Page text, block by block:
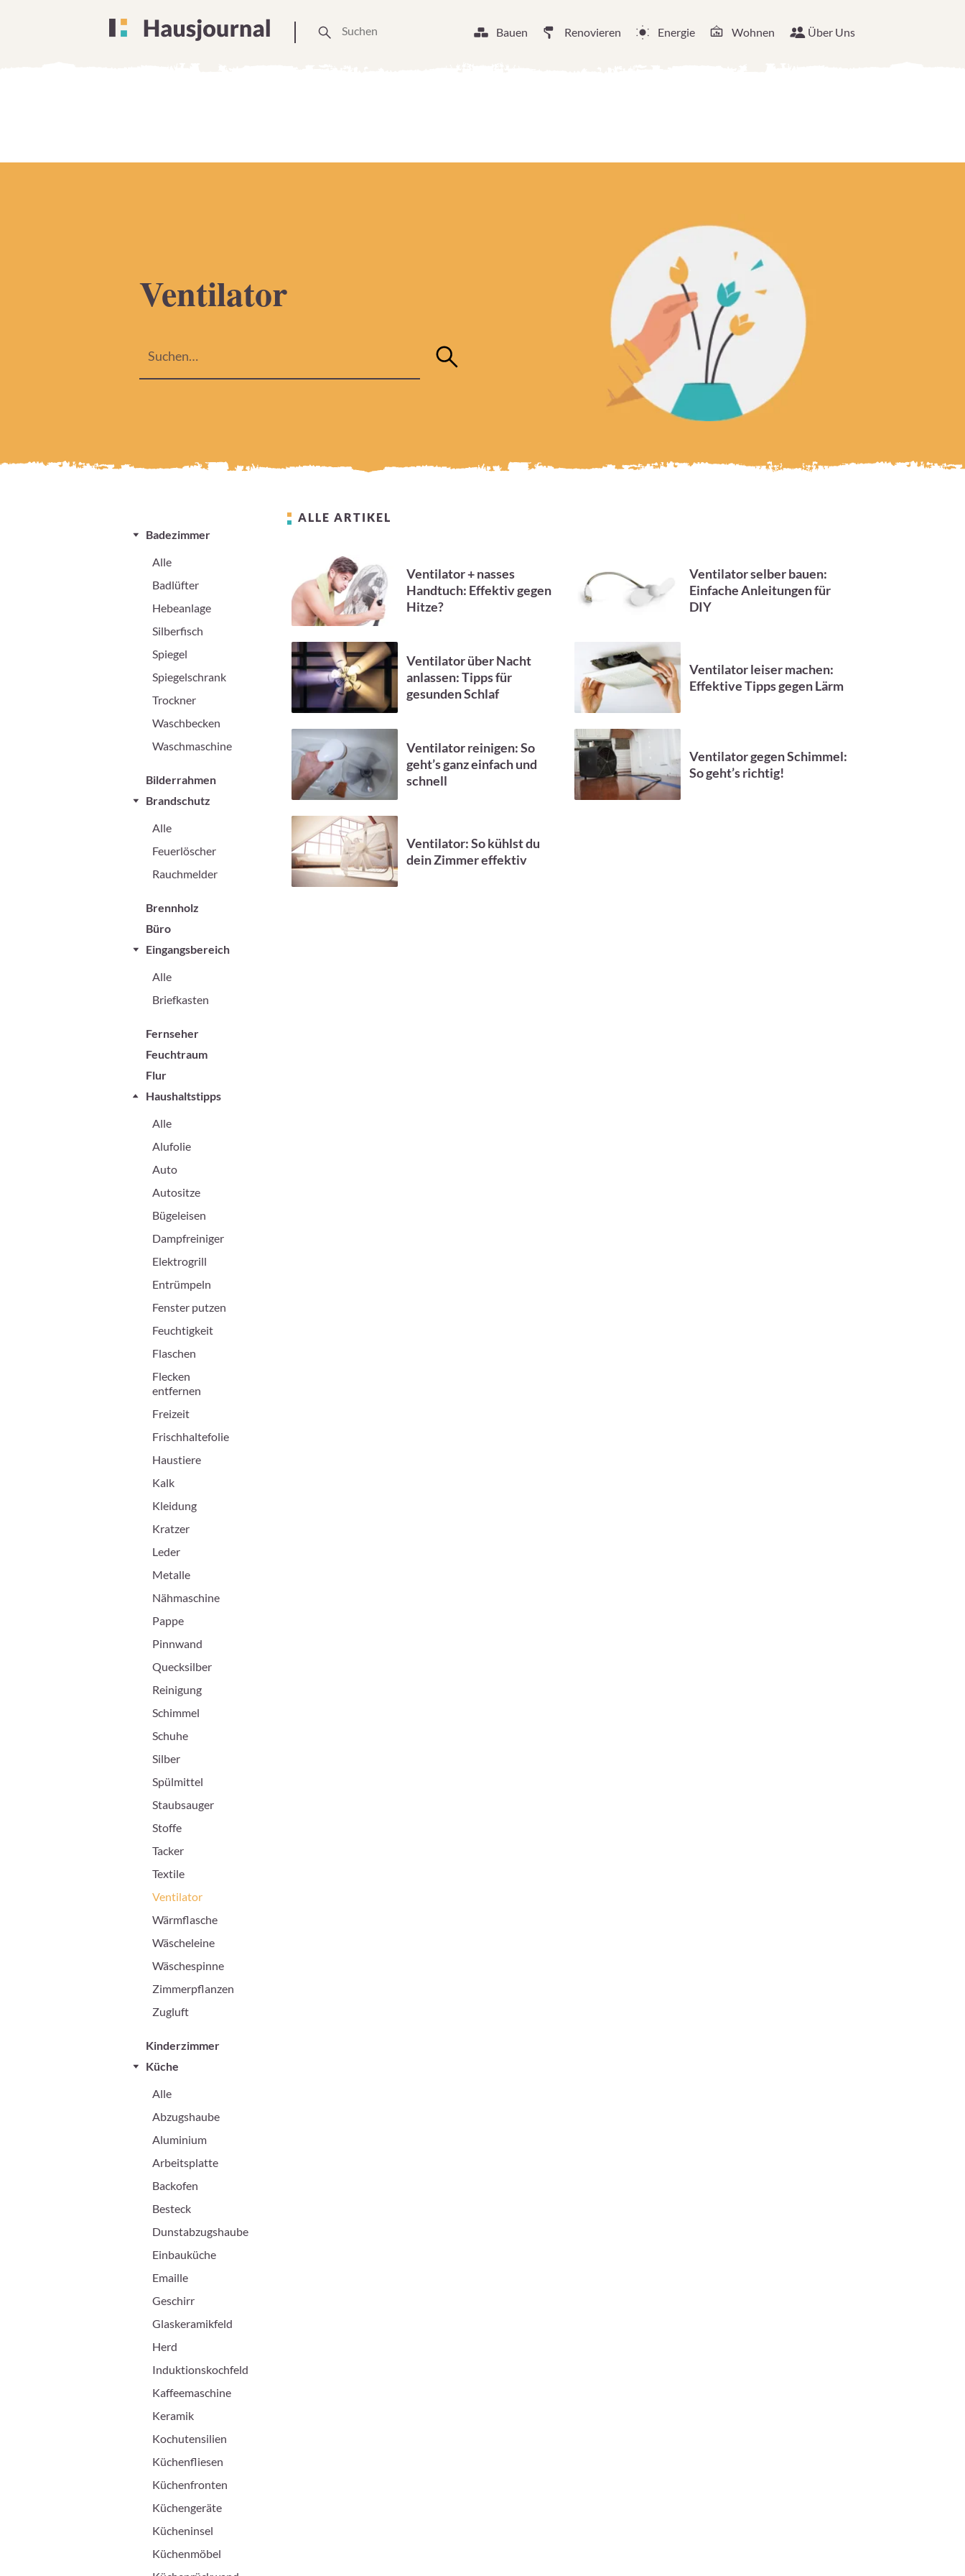
Bauen Renovieren Energie Wohnen Über Uns
Ventilator
Badezimmer
Alle
Badlüfter
Hebeanlage
Silberfisch
Spiegel
Spiegelschrank
Trockner
Waschbecken
Waschmaschine
Bilderrahmen
Brandschutz
Alle
Feuerlöscher
Rauchmelder
Brennholz
Büro
Eingangsbereich
Alle
Briefkasten
Fernseher
Feuchtraum
Flur
Haushaltstipps
Alle
Alufolie
Auto
Autositze
Bügeleisen
Dampfreiniger
Elektrogrill
Entrümpeln
Fenster putzen
Feuchtigkeit
Flaschen
Flecken
entfernen
Freizeit
Frischhaltefolie
Haustiere
Kalk
Kleidung
Kratzer
Leder
Metalle
Nähmaschine
Pappe
Pinnwand
Quecksilber
Reinigung
Schimmel
Schuhe
Silber
Spülmittel
Staubsauger
Stoffe
Tacker
Textile
Ventilator
Wärmflasche
Wäscheleine
Wäschespinne
Zimmerpflanzen
Zugluft
Kinderzimmer
Küche
Alle
Abzugshaube
Aluminium
Arbeitsplatte
Backofen
Besteck
Dunstabzugshaube
Einbauküche
Emaille
Geschirr
Glaskeramikfeld
Herd
Induktionskochfeld
Kaffeemaschine
Keramik
Kochutensilien
Küchenfliesen
Küchenfronten
Küchengeräte
Kücheninsel
Küchenmöbel
ALLE ARTIKEL
Ventilator + nasses
Handtuch: Effektiv gegen
Hitze?
Ventilator selber bauen:
Einfache Anleitungen für
DIY
Ventilator über Nacht
anlassen: Tipps für
gesunden Schlaf
Ventilator leiser machen:
Effektive Tipps gegen Lärm
Ventilator reinigen: So
geht’s ganz einfach und
schnell
Ventilator gegen Schimmel:
So geht’s richtig!
Ventilator: So kühlst du
dein Zimmer effektiv